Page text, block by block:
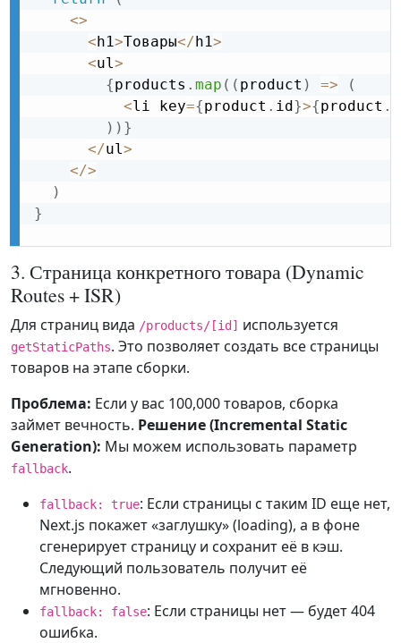
<>
<h1>Товары</h1>
<ul >
{products . map ( ( product ) =>
(
<li key={product . id}>{product .
) ) }
</ul >
</>
)
}
3. Страница конкретного товара (Dynamic
Routes + ISR)
Для страниц вида /products/[id] используется
getStaticPaths. Это позволяет создать все страницы
товаров на этапе сборки.
Проблема: Если у вас 100,000 товаров, сборка
займет вечность. Решение (Incremental Static
Generation): Мы можем использовать параметр
fallback.
fallback: true: Если страницы с таким ID еще нет,
Next.js покажет «заглушку» (loading), а в фоне
сгенерирует страницу и сохранит её в кэш.
Следующий пользователь получит её
мгновенно.
fallback: false: Если страницы нет — будет 404
ошибка.